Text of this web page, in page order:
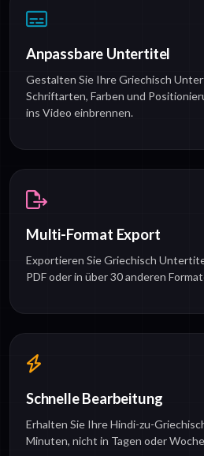
Anpassbare Untertitel
Gestalten Sie Ihre Griechisch
Schriftarten, Farben und
ins Video einbrennen.
Multi-Format Export
Exportieren Sie Griechisch
PDF oder in über 30 anderen
Schnelle Bearbeitung
Erhalten Sie Ihre Hindi-zu-
Minuten, nicht in Tagen oder